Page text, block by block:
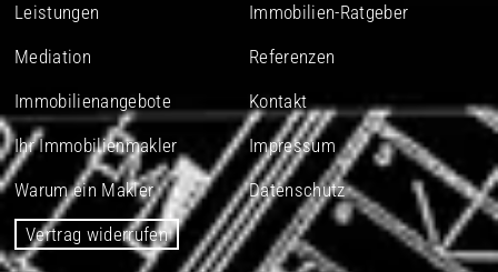
Leistungen
Immobilien-Ratgeber
Mediation
Referenzen
Immobilienangebote
Kontakt
Ihr Immobilienmakler
Impressum
Warum ein Makler
Datenschutz
Vertrag widerrufen